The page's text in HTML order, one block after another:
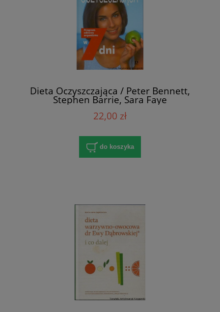
Dieta Oczyszczająca / Peter Bennett,
Stephen Barrie, Sara Faye
22,00 zł
do koszyka